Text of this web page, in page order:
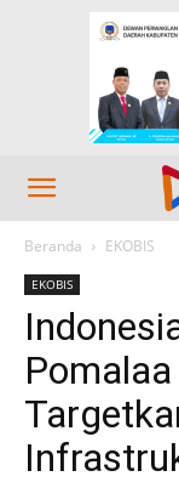
Beranda EKOBIS
EKOBIS